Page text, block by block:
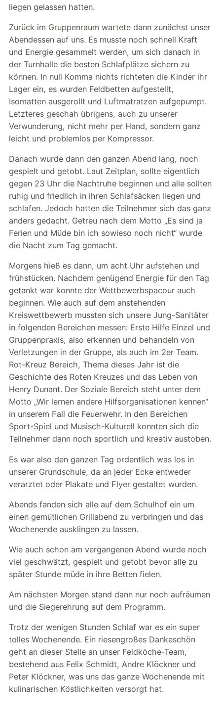
liegen gelassen hatten.
Zurück im Gruppenraum wartete dann zunächst unser
Abendessen auf uns. Es musste noch schnell Kraft
und Energie gesammelt werden, um sich danach in
der Turnhalle die besten Schlafplätze sichern zu
können. In null Komma nichts richteten die Kinder ihr
Lager ein, es wurden Feldbetten aufgestellt,
Isomatten ausgerollt und Luftmatratzen aufgepumpt.
Letzteres geschah übrigens, auch zu unserer
Verwunderung, nicht mehr per Hand, sondern ganz
leicht und problemlos per Kompressor.
Danach wurde dann den ganzen Abend lang, noch
gespielt und getobt. Laut Zeitplan, sollte eigentlich
gegen 23 Uhr die Nachtruhe beginnen und alle sollten
ruhig und friedlich in ihren Schlafsäcken liegen und
schlafen. Jedoch hatten die Teilnehmer sich das ganz
anders gedacht. Getreu nach dem Motto „Es sind ja
Ferien und Müde bin ich sowieso noch nicht“ wurde
die Nacht zum Tag gemacht.
Morgens hieß es dann, um acht Uhr aufstehen und
frühstücken. Nachdem genügend Energie für den Tag
getankt war konnte der Wettbewerbspacour auch
beginnen. Wie auch auf dem anstehenden
Kreiswettbewerb mussten sich unsere Jung-Sanitäter
in folgenden Bereichen messen: Erste Hilfe Einzel und
Gruppenpraxis, also erkennen und behandeln von
Verletzungen in der Gruppe, als auch im 2er Team.
Rot-Kreuz Bereich, Thema dieses Jahr ist die
Geschichte des Roten Kreuzes und das Leben von
Henry Dunant. Der Soziale Bereich steht unter dem
Motto „Wir lernen andere Hilfsorganisationen kennen“
in unserem Fall die Feuerwehr. In den Bereichen
Sport-Spiel und Musisch-Kulturell konnten sich die
Teilnehmer dann noch sportlich und kreativ austoben.
Es war also den ganzen Tag ordentlich was los in
unserer Grundschule, da an jeder Ecke entweder
verarztet oder Plakate und Flyer gestaltet wurden.
Abends fanden sich alle auf dem Schulhof ein um
einen gemütlichen Grillabend zu verbringen und das
Wochenende ausklingen zu lassen.
Wie auch schon am vergangenen Abend wurde noch
viel geschwätzt, gespielt und getobt bevor alle zu
später Stunde müde in ihre Betten fielen.
Am nächsten Morgen stand dann nur noch aufräumen
und die Siegerehrung auf dem Programm.
Trotz der wenigen Stunden Schlaf war es ein super
tolles Wochenende. Ein riesengroßes Dankeschön
geht an dieser Stelle an unser Feldköche-Team,
bestehend aus Felix Schmidt, Andre Klöckner und
Peter Klöckner, was uns das ganze Wochenende mit
kulinarischen Köstlichkeiten versorgt hat.